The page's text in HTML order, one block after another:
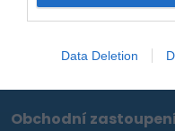
Data Deletion
Souhlasím se
Obchodní